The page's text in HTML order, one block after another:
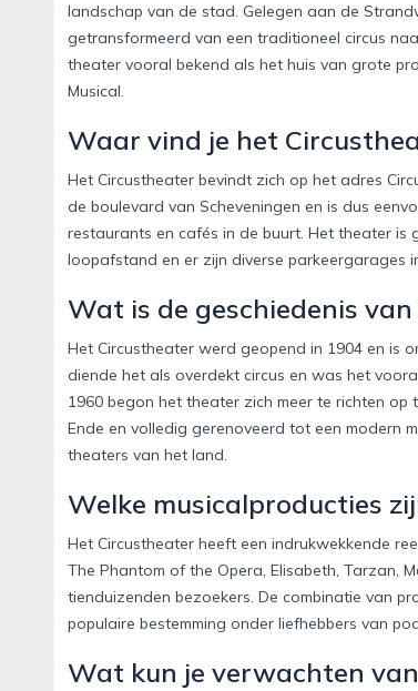
landschap van de stad. Gelegen aan de
getransformeerd van een traditioneel circus
theater vooral bekend als het huis van grote
Musical.
Waar vind je het
Het Circustheater bevindt zich op het adres
de boulevard van Scheveningen en is dus
restaurants en cafés in de buurt. Het theater is
loopafstand en er zijn diverse parkeergarages
Wat is de geschiedenis
Het Circustheater werd geopend in 1904 en is
diende het als overdekt circus en was het
1960 begon het theater zich meer te richten
Ende en volledig gerenoveerd tot een modern
theaters van het land.
Welke musicalproducties
Het Circustheater heeft een indrukwekkende
The Phantom of the Opera, Elisabeth, Tarzan,
tienduizenden bezoekers. De combinatie van
populaire bestemming onder liefhebbers van
Wat kun je verwachten